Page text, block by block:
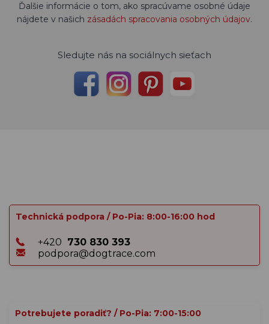
Ďalšie informácie o tom, ako spracúvame osobné údaje
nájdete v našich zásadách spracovania osobných údajov.
Sledujte nás na sociálnych sieťach
Technická podpora / Po-Pia: 8:00-16:00 hod
+420 730 830 393
podpora@dogtrace.com
Potrebujete poradiť? / Po-Pia: 7:00-15:00